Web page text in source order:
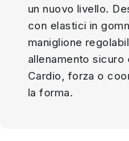
un nuovo livello.
con elastici in
maniglione
allenamento
Cardio, forza o
la forma.